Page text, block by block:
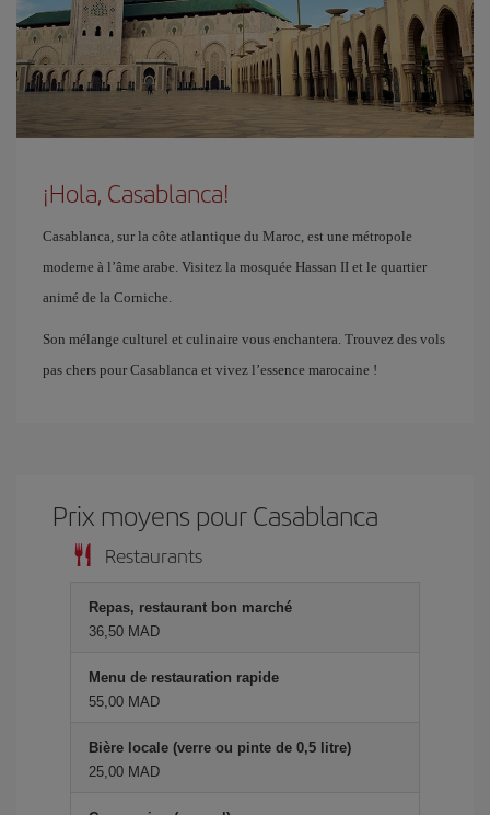
¡Hola, Casablanca!
Casablanca, sur la côte atlantique du Maroc, est une métropole
moderne à l’âme arabe. Visitez la mosquée Hassan II et le quartier
animé de la Corniche.
Son mélange culturel et culinaire vous enchantera. Trouvez des vols
pas chers pour Casablanca et vivez l’essence marocaine !
Prix ​​moyens pour Casablanca
Restaurants
Repas, restaurant bon marché
36,50 MAD
Menu de restauration rapide
55,00 MAD
Bière locale (verre ou pinte de 0,5 litre)
25,00 MAD